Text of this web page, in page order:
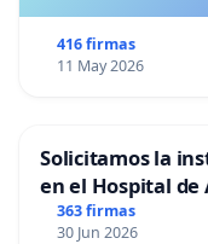
416 firmas
11 May 2026
Solicitamos la
en el Hospital de
363 firmas
30 Jun 2026